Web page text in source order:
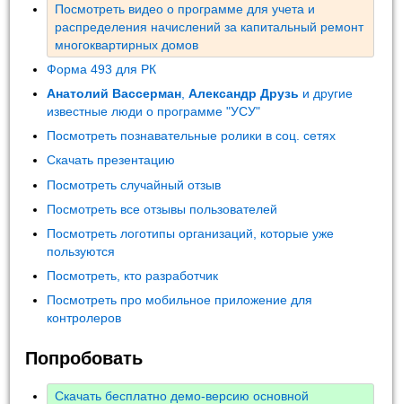
Посмотреть видео о программе для учета и
распределения начислений за капитальный ремонт
многоквартирных домов
Форма 493 для РК
Анатолий Вассерман ,Александр Друзь и другие
известные люди о программе "УСУ"
Посмотреть познавательные ролики в соц. сетях
Скачать презентацию
Посмотреть случайный отзыв
Посмотреть все отзывы пользователей
Посмотреть логотипы организаций, которые уже
пользуются
Посмотреть, кто разработчик
Посмотреть про мобильное приложение для
контролеров
Попробовать
Скачать бесплатно демо-версию основной